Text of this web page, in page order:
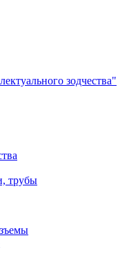
зодчества"
трубы